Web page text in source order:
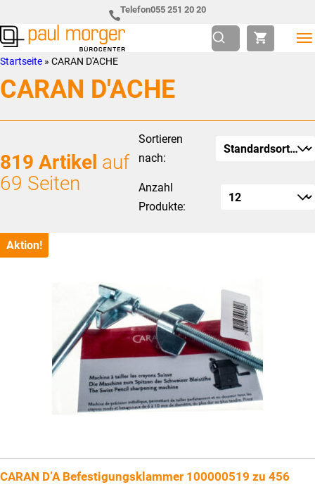
Hauptnavigation
springen
to
main
content
Telefon055 251 20 20
Paul
Morger
AG
Bürocenter
so
individuell
wie
Sie
Startseite » CARAN D'ACHE
CARAN D'ACHE
819 Artikel auf
69 Seiten
Sortieren
nach:
Anzahl
Produkte:
Aktion!
CARAN D’A Befestigungsklammer 100000519 zu 456